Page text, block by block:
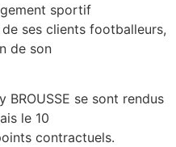
sportif
ses clients footballeurs,
de son
BROUSSE se sont rendus
le 10
contractuels.